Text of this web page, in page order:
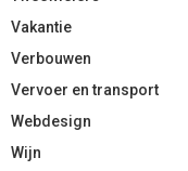
Vakantie
Verbouwen
Vervoer en transport
Webdesign
Wijn